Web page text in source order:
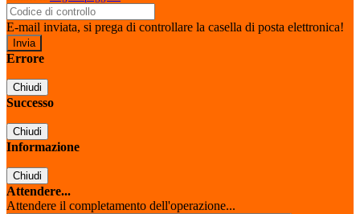
E-mail inviata, si prega di controllare la casella di posta elettronica!
Errore
Chiudi
Successo
Chiudi
Informazione
Chiudi
Attendere...
Attendere il completamento dell'operazione...